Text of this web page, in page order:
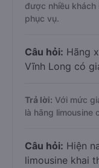
được nhiều
phục vụ.
Câu hỏi: Hãng
Vĩnh Long có
Trả lời: Với mức
là hãng limousine
Câu hỏi: Hiện
limousine khai